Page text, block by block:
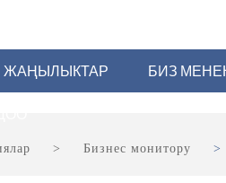
ЖАҢЫЛЫКТАР БИЗ
Бизнес монитору